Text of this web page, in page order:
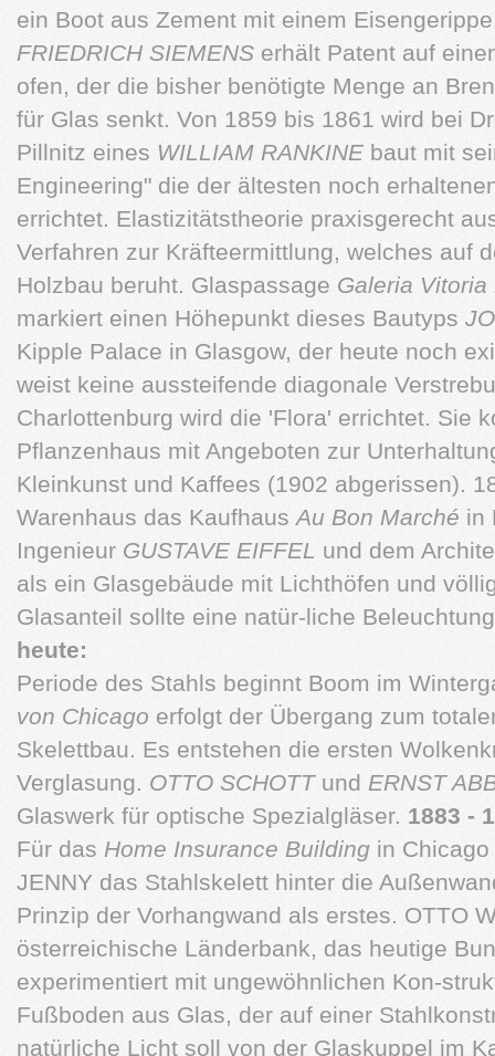
ein Boot aus Zement mit einem
FRIEDRICH SIEMENS erhält Patent auf
ofen, der die bisher benötigte Menge an
für Glas senkt. Von 1859 bis 1861 wird bei
Pillnitz eines WILLIAM RANKINE baut mit
Engineering" die der ältesten noch
errichtet. Elastizitätstheorie praxisgerecht
Verfahren zur Kräfteermittlung, welches auf
Holzbau beruht. Glaspassage Galeria
markiert einen Höhepunkt dieses Bautyps
Kipple Palace in Glasgow, der heute noch
weist keine aussteifende diagonale
Charlottenburg wird die 'Flora' errichtet. Sie
Pflanzenhaus mit Angeboten zur
Kleinkunst und Kaffees (1902 abgerissen).
Warenhaus das Kaufhaus Au Bon Marché in
Ingenieur GUSTAVE EIFFEL und dem
als ein Glasgebäude mit Lichthöfen und
Glasanteil sollte eine natür-liche
heute:
Periode des Stahls beginnt Boom im
von Chicago erfolgt der Übergang zum
Skelettbau. Es entstehen die ersten
Verglasung. OTTO SCHOTTund ERNST
Glaswerk für optische Spezialgläser. 1883 -
Für das Home Insurance Building in
JENNY das Stahlskelett hinter die
Prinzip der Vorhangwand als erstes. OTTO
österreichische Länderbank, das heutige
experimentiert mit ungewöhnlichen Kon-
Fußboden aus Glas, der auf einer
natürliche Licht soll von der Glaskuppel im